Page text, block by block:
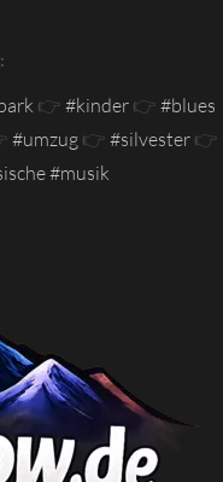
👉 #kinder 👉 #blues
#umzug👉 #silvester👉
#musik